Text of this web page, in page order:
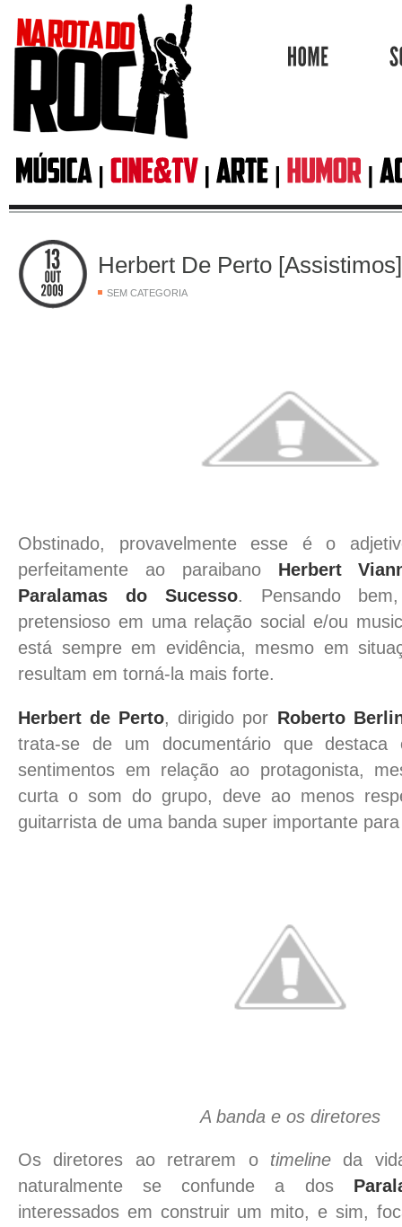
Herbert De Perto [Assistimos]
SEM CATEGORIA
Obstinado, provavelmente esse é o
perfeitamente ao paraibano Herbert
Paralamas do Sucesso. Pensando
pretensioso em uma relação social e/ou
está sempre em evidência, mesmo em
resultam em torná-la mais forte.
Herbert de Perto, dirigido por Roberto
trata-se de um documentário que destaca
sentimentos em relação ao protagonista,
curta o som do grupo, deve ao menos
guitarrista de uma banda super importante
A banda e os diretores
Os diretores ao retrarem o timeline da
naturalmente se confunde a dos
interessados em construir um mito, e sim,